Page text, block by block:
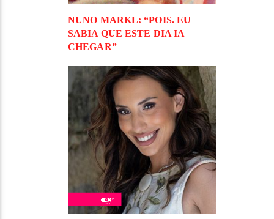
NUNO MARKL: “POIS. EU
SABIA QUE ESTE DIA IA
CHEGAR”